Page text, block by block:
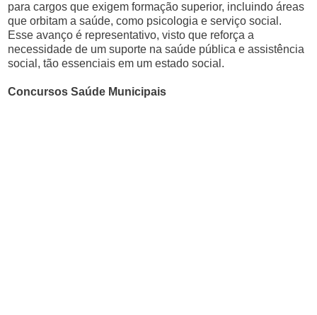
para cargos que exigem formação superior, incluindo áreas
que orbitam a saúde, como psicologia e serviço social.
Esse avanço é representativo, visto que reforça a
necessidade de um suporte na saúde pública e assistência
social, tão essenciais em um estado social.
Concursos Saúde Municipais